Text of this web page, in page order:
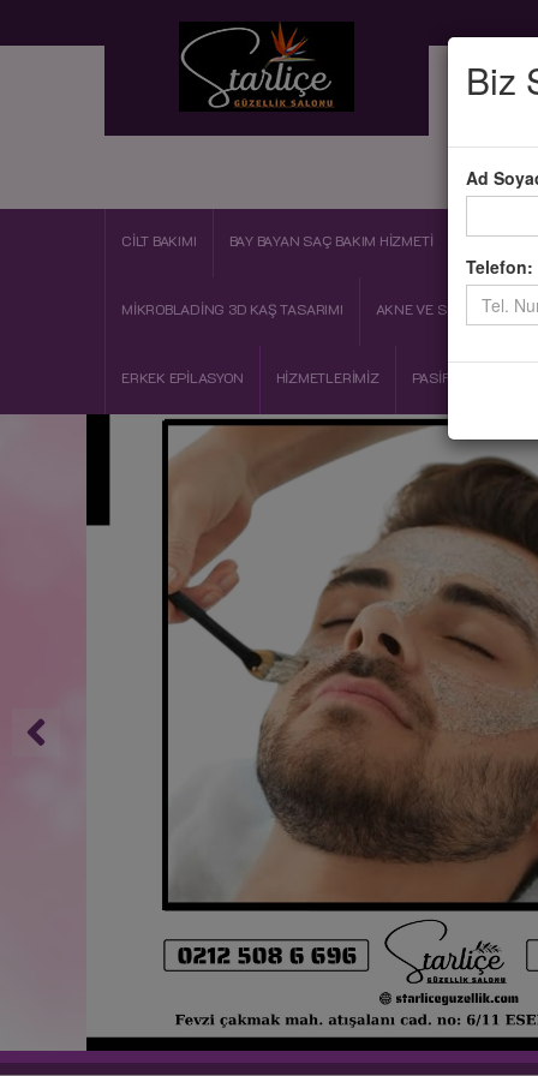
CİLT BAKIMI BAY BAYAN SAÇ BAKIM HİZMETİ OZON
MİKROBLADİNG 3D KAŞ TASARIMI AKNE VE SİVİLCE BAKIMI
ERKEK EPİLASYON HİZMETLERİMİZ PASİF JİMNASTİK
Biz
Ad
Telefon: